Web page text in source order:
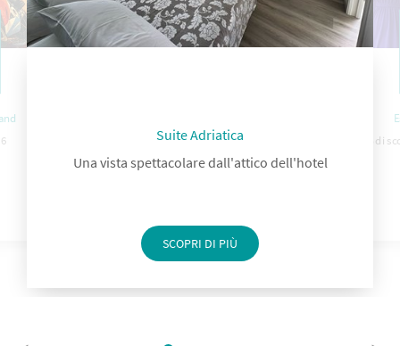
Suite Adriatica
Una vista spettacolare dall'attico dell'hotel
SCOPRI DI PIÙ
-10% di